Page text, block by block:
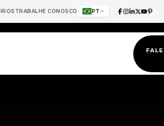
TRABALHE CONOSCO PT